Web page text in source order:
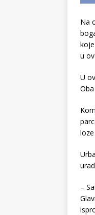
Na
u
U
–